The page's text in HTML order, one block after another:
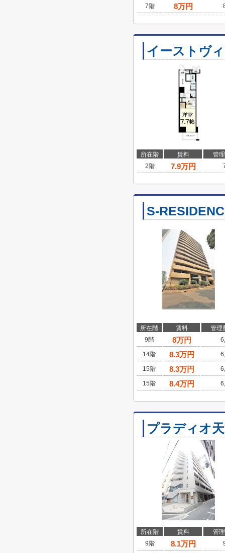
7階 8万円
イーストヴ
所在階 賃料
管
2階
7.9万円
S-
所在階 賃料
管理
9階
8万円
14階 8.3万円
15階 8.3万円
15階 8.4万円
プラディオ
所在階 賃料
管
9階
8.1万円